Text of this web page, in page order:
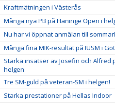
Kraftmätningen i Västerås
Många nya PB på Haninge Open i
Nu har vi öppnat anmälan till
Många fina MIK-resultat på IUSM i
Starka insatser av Josefin och Alfred
helgen
Tre SM-guld på veteran-SM i helgen!
Starka prestationer på Hellas Indoor